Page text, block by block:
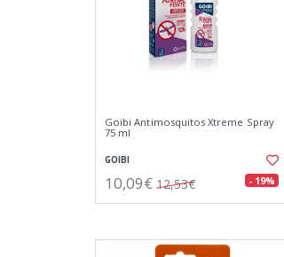
Goibi Antimosquitos Xtreme Spray
75 ml
GOIBI
10,09€ 12,53€ - 19%